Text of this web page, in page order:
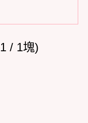
/ 1塊)